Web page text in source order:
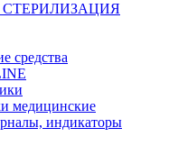
средства
медицинские
индикаторы